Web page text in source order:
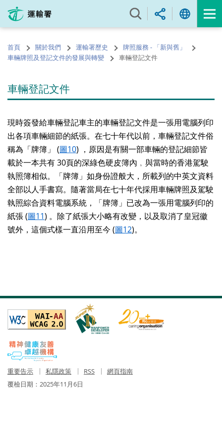
內
的
開
首頁 關於我們 運輸署歷史
牌照服務 - 「新與舊」
車輛牌照及登記文件的發展與轉變
車輛登記文件
車輛登記文件
現時簽發給車輛登記車主的車輛登記文件是一張用電腦列印
出各項車輛細節的紙張。在七十年代以前，車輛登記文件俗
稱為「牌簿」 (圖10) ，原因是有關一部車輛的登記細節皆
載於一本共有 30頁的深綠色硬皮簿內﹐與當時的香港駕駛
執照簿相似。「牌簿」如身份證般大，所載列的中英文資料
全部以人手書寫。隨著當局在七十年代採用車輛牌照及駕駛
執照綜合資料電腦系統，「牌簿」已改為一張用電腦列印的
紙張 (圖11) 。除了紙張大小略有改變，以及取消了皇冠徽
號外，這個式樣一直沿用至今 (圖12)。
重要告示 私隱政策 RSS
網頁指南
覆檢日期： 2025年11月6日